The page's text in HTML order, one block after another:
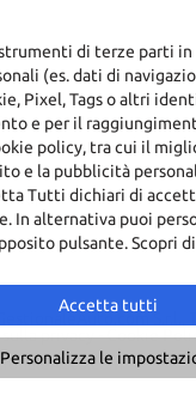
Veneto (VI)
VI
privacy-Cookie
di terze parti in
(es. dati di
Pixel, Tags o altri
e per il
policy, tra cui il
e la pubblicità
Tutti dichiari di
In alternativa puoi
pulsante. Scopri
Accetta tutti
Personalizza le